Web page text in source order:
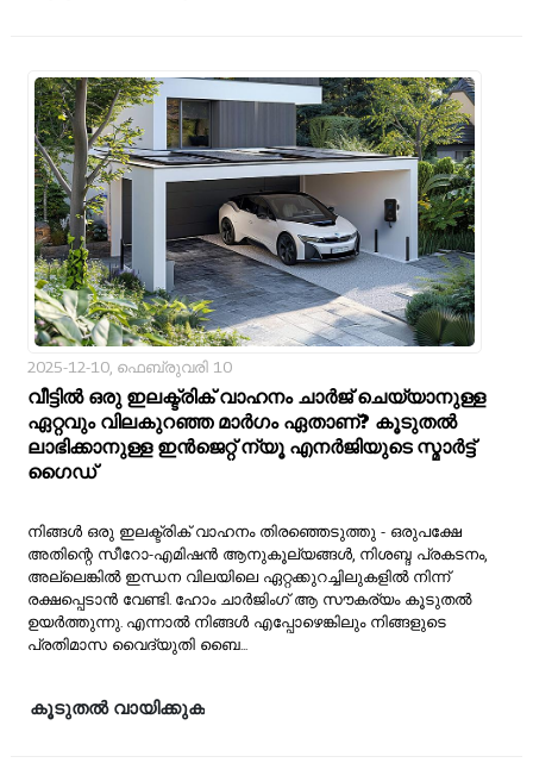
2025-12-10, ഫെബ്രുവരി 10
വീട്ടിൽ ഒരു ഇലക്ട്രിക് വാഹനം ചാർജ് ചെയ്യാനുള്ള
ഏറ്റവും വിലകുറഞ്ഞ മാർഗം ഏതാണ്? കൂടുതൽ
ലാഭിക്കാനുള്ള ഇൻജെറ്റ് ന്യൂ എനർജിയുടെ സ്മാർട്ട്
ഗൈഡ്
നിങ്ങൾ ഒരു ഇലക്ട്രിക് വാഹനം തിരഞ്ഞെടുത്തു - ഒരുപക്ഷേ
അതിന്റെ സീറോ-എമിഷൻ ആനുകൂല്യങ്ങൾ, നിശബ്ദ പ്രകടനം,
അല്ലെങ്കിൽ ഇന്ധന വിലയിലെ ഏറ്റക്കുറച്ചിലുകളിൽ നിന്ന്
രക്ഷപ്പെടാൻ വേണ്ടി. ഹോം ചാർജിംഗ് ആ സൗകര്യം കൂടുതൽ
ഉയർത്തുന്നു. എന്നാൽ നിങ്ങൾ എപ്പോഴെങ്കിലും നിങ്ങളുടെ
പ്രതിമാസ വൈദ്യുതി ബൈ...
കൂടുതൽ വായിക്കുക